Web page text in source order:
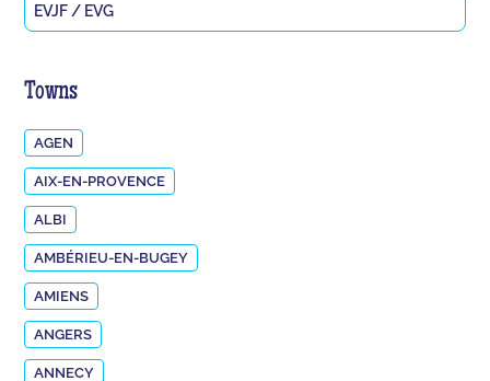
EVJF / EVG
Towns
AGEN
AIX-EN-PROVENCE
ALBI
AMBÉRIEU-EN-BUGEY
AMIENS
ANGERS
ANNECY